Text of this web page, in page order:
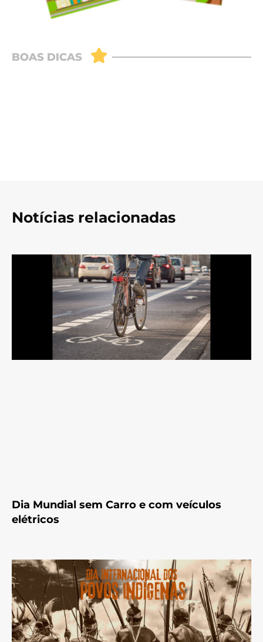
Notícias relacionadas
Dia Mundial sem Carro e com veículos
elétricos